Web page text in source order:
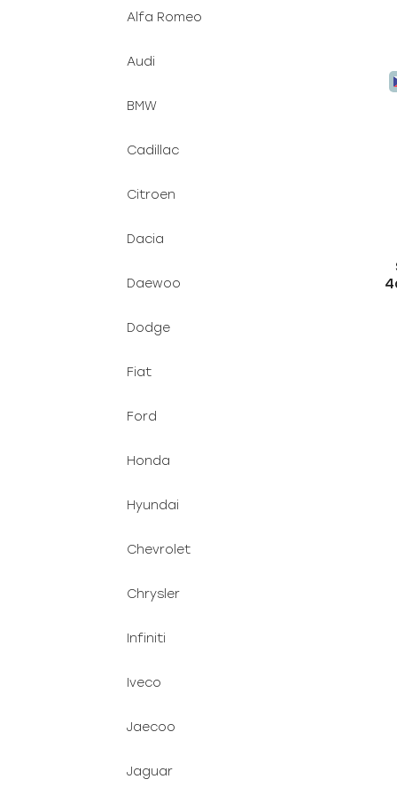
Alfa Romeo
Audi
BMW
Cadillac
Citroen
Dacia
Daewoo
Dodge
Fiat
Ford
Honda
Hyundai
Chevrolet
Chrysler
Infiniti
Iveco
Jaecoo
Jaguar